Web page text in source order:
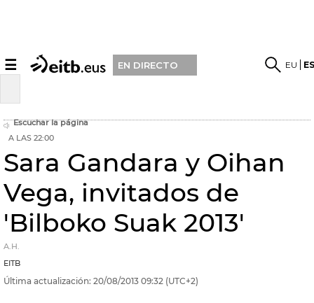
☰ EN DIRECTO EU
Escuchar la página
A LAS 22:00
Sara Gandara y Oihan
Vega, invitados de
'Bilboko Suak 2013'
A.H.
EITB
Última actualización: 20/08/2013 09:32 (UTC+2)